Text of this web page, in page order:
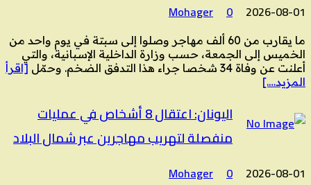
2026-08-01
Mohager 0
ما يقارب من 60 ألف مهاجر وصلوا إلى سبتة في يوم واحد من
الخميس إلى الجمعة، حسب وزارة الداخلية الإسبانية، والتي
أعلنت عن وفاة 34 شخصا جراء هذا التدفق الضخم. وحمّل
[اقرأ
المزيد….]
اليونان: اعتقال 8 أشخاص في عمليات
منفصلة لتهريب مهاجرين عبر شمال البلاد
2026-08-01
Mohager 0